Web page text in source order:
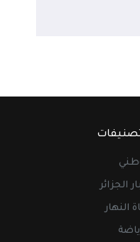
الجزائر
النهار